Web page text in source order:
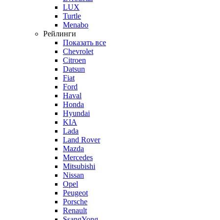
LUX
Turtle
Menabo
Рейлинги
Показать все
Chevrolet
Citroen
Datsun
Fiat
Ford
Haval
Honda
Hyundai
KIA
Lada
Land Rover
Mazda
Mercedes
Mitsubishi
Nissan
Opel
Peugeot
Porsche
Renault